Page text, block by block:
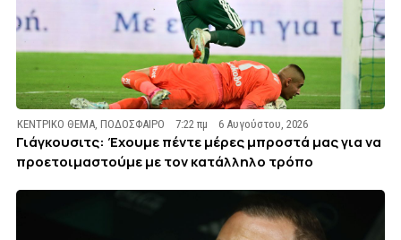
ΚΕΝΤΡΙΚΟ ΘΕΜΑ,ΠΟΔΟΣΦΑΙΡΟ 7:22 πμ 6 Αυγούστου, 2026
Γιάγκουσιτς: Έχουμε πέντε μέρες μπροστά μας για να
προετοιμαστούμε με τον κατάλληλο τρόπο